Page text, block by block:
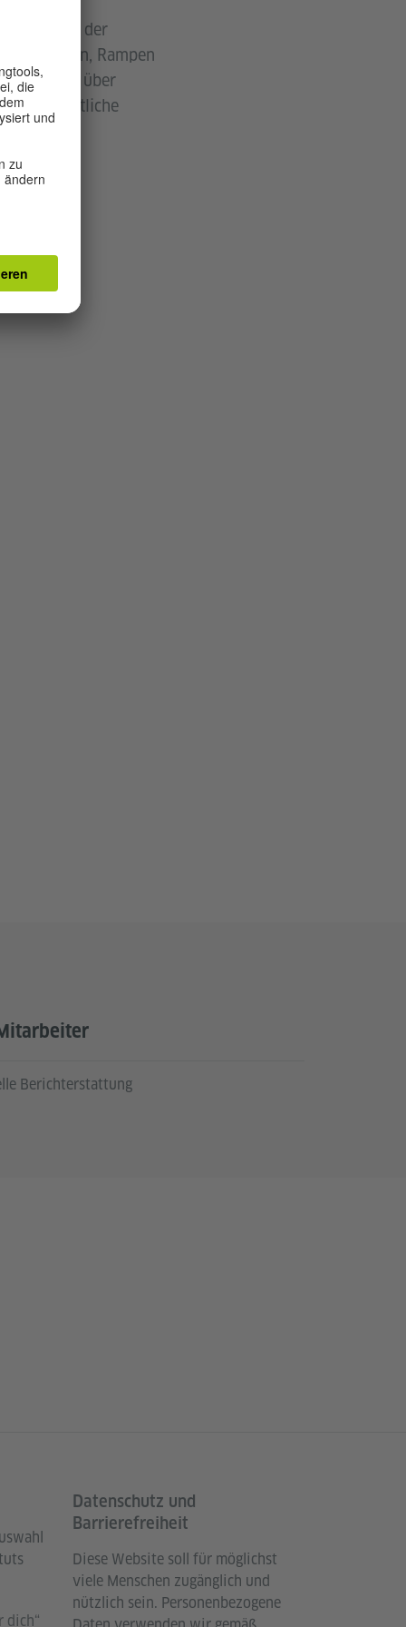
in der
Türen, Rampen
nicht über
öffentliche
Berichterstattung
dich“
Datenschutz und
Barrierefreiheit
Diese Website soll für möglichst
viele Menschen zugänglich und
nützlich sein. Personenbezogene